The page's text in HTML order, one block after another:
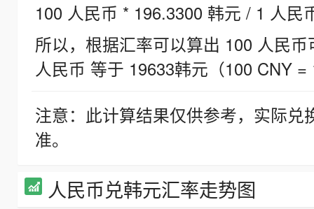
100 人民币 * 196.3300 韩元 / 1 人民
所以，根据汇率可以算出 100 人民
人民币 等于 19633韩元（100 CNY =
注意：此计算结果仅供参考，实际
准。
人民币兑韩元汇率走势图